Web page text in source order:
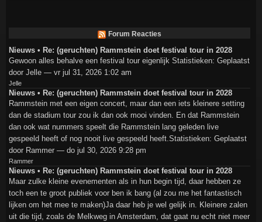
Forum Reacties
Nieuws • Re: (geruchten) Rammstein doet festival tour in 2028
Gewoon alles behalve een festival tour eigenlijk Statistieken: Geplaatst
door Jelle — vr jul 31, 2026 1:02 am
Jelle
Nieuws • Re: (geruchten) Rammstein doet festival tour in 2028
Rammstein met een eigen concert, maar dan een iets kleinere setting
dan de stadium tour zou ik dan ook mooi vinden. En dat Rammstein
dan ook wat nummers speelt die Rammstein lang geleden live
gespeeld heeft of nog nooit live gespeeld heeft.Statistieken: Geplaatst
door Rammer — do jul 30, 2026 9:28 pm
Rammer
Nieuws • Re: (geruchten) Rammstein doet festival tour in 2028
Maar zulke kleine evenementen als in hun begin tijd, daar hebben ze
toch een te groot publiek voor ben ik bang (al zou me het fantastisch
lijken om het mee te maken)Ja daar heb je wel gelijk in. Kleinere zalen
uit die tijd, zoals de Melkweg in Amsterdam, dat gaat nu echt niet meer